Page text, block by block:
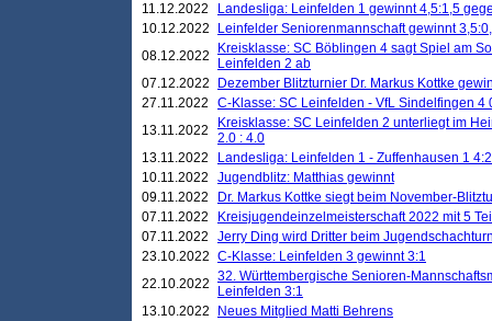
11.12.2022
Landesliga: Leinfelden 1 gewinnt 4,5:1,5
10.12.2022
Leinfelder Seniorenmannschaft gewinnt
08.12.2022
Kreisklasse: SC Böblingen 4 sagt Spiel am
Leinfelden 2 ab
07.12.2022
Dezember Blitzturnier Dr. Markus Kottke
27.11.2022
C-Klasse: SC Leinfelden - VfL Sindelfingen 4
13.11.2022
Kreisklasse: SC Leinfelden 2 unterliegt im
2.0 : 4.0
13.11.2022
Landesliga: Leinfelden 1 - Zuffenhausen 1 4:2
10.11.2022
Jugendblitz: Matthias gewinnt
09.11.2022
Dr. Markus Kottke siegt beim November-
07.11.2022
Kreisjugendeinzelmeisterschaft 2022 mit 5
07.11.2022
Jerry Ding wird Dritter beim
23.10.2022 C-Klasse: Leinfelden 3 gewinnt 3:1
22.10.2022 32. Württembergische Senioren-
Leinfelden 3:1
13.10.2022
Neues Mitglied Matti Behrens